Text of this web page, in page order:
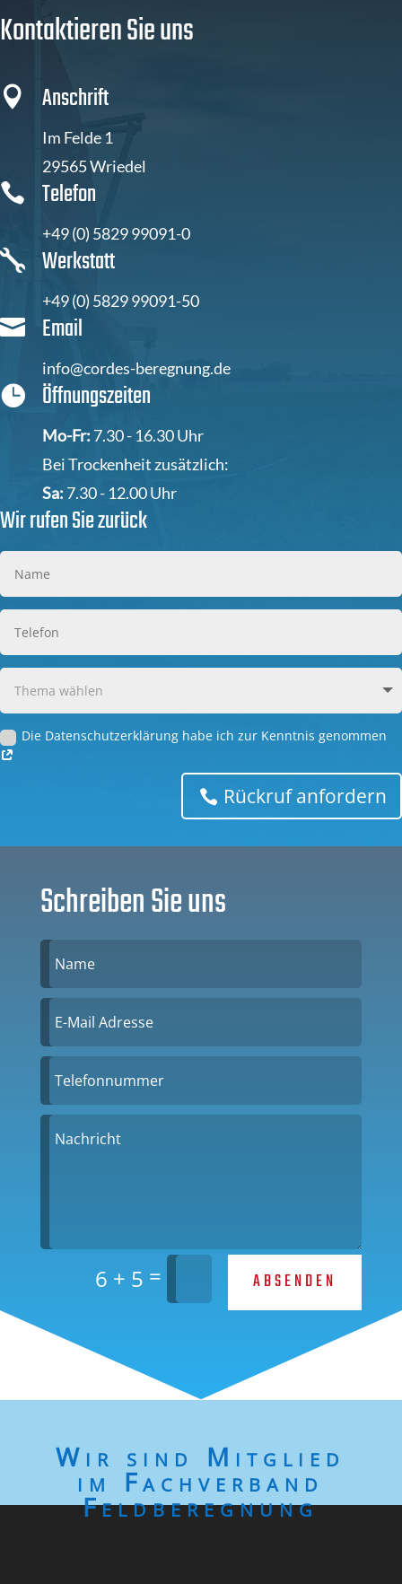
Kontaktieren Sie uns
 Anschrift
Im Felde 1
29565 Wriedel
 Telefon
+49 (0) 5829 99091-0
 Werkstatt
+49 (0) 5829 99091-50
 Email
info@cordes-beregnung.de
 Öffnungszeiten
Mo-Fr: 7.30 - 16.30 Uhr
Bei Trockenheit zusätzlich:
Sa: 7.30 - 12.00 Uhr
Wir rufen Sie zurück
Die Datenschutzerklärung habe ich zur Kenntnis genommen
Rückruf anfordern
Schreiben Sie uns
6 + 5 = ABSENDEN
Wir sind Mitglied
im Fachverband
Feldberegnung